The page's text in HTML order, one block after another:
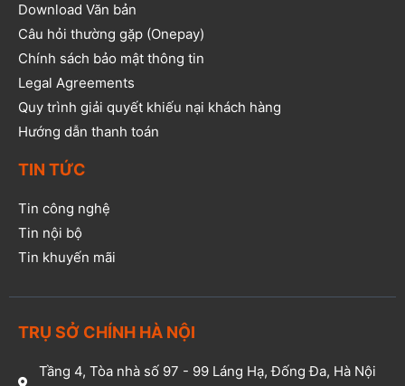
Download Văn bản
Câu hỏi thường gặp (Onepay)
Chính sách bảo mật thông tin
Legal Agreements
Quy trình giải quyết khiếu nại khách hàng
Hướng dẫn thanh toán
TIN TỨC
Tin công nghệ
Tin nội bộ
Tin khuyến mãi
TRỤ SỞ CHÍNH HÀ NỘI
Tầng 4, Tòa nhà số 97 - 99 Láng Hạ, Đống Đa, Hà Nội